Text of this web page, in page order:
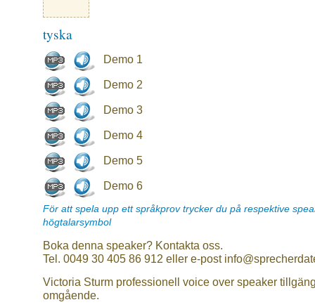
tyska
Demo 1
Demo 2
Demo 3
Demo 4
Demo 5
Demo 6
För att spela upp ett språkprov trycker du på respektive
högtalarsymbol
Boka denna speaker? Kontakta oss.
Tel. 0049 30 405 86 912 eller e-post
Victoria Sturm professionell voice over speaker
omgående.